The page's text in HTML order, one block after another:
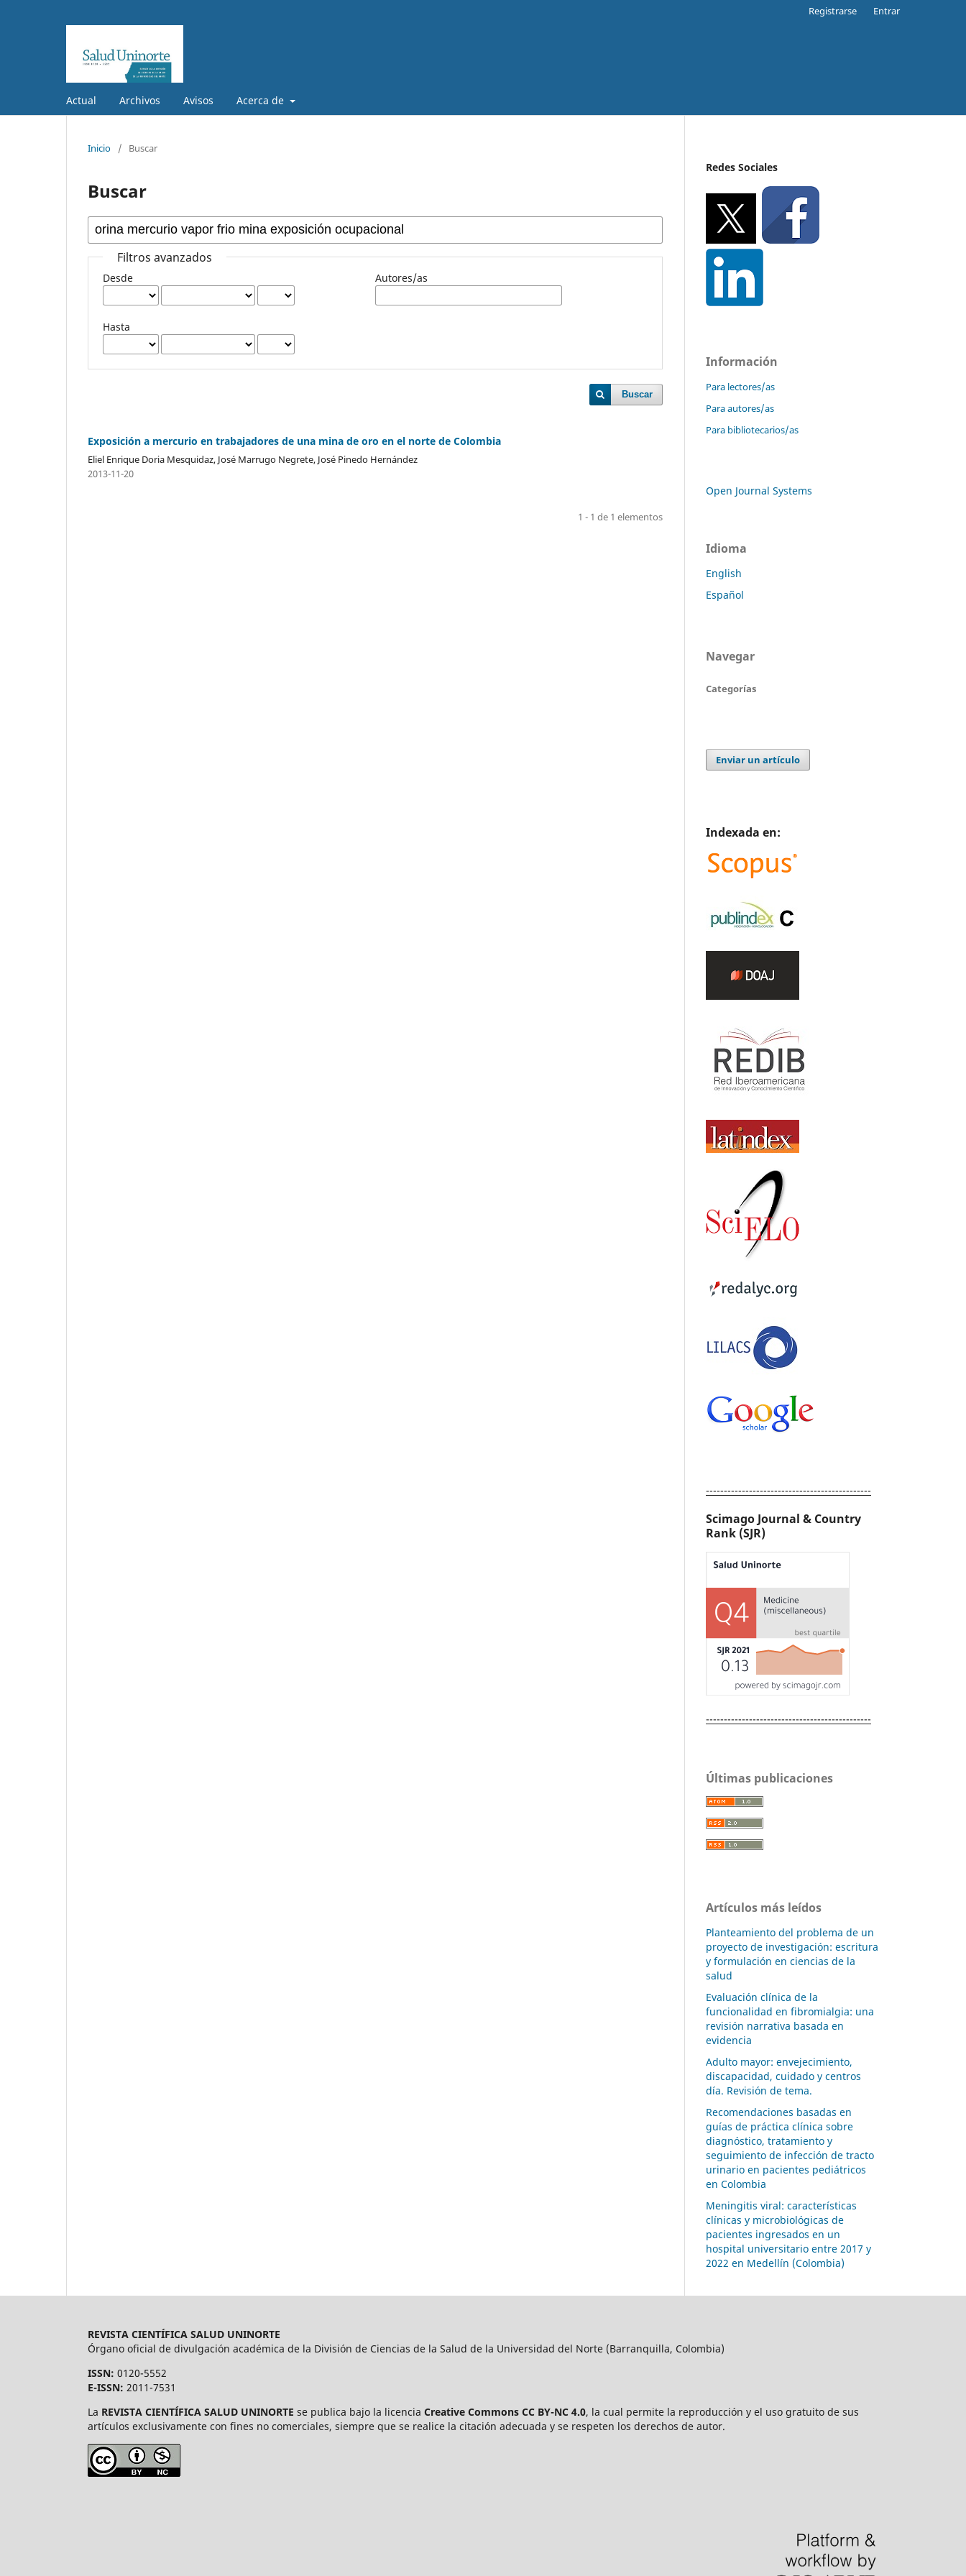
Actual Archivos Avisos Acerca de
Registrarse Entrar
Inicio / Buscar
Buscar
Filtros avanzados
Desde
Hasta
Autores/as
Buscar
Exposición a mercurio en trabajadores de una mina de oro en el norte de Colombia
Eliel Enrique Doria Mesquidaz, José Marrugo Negrete, José Pinedo Hernández
2013-11-20
1 - 1 de 1 elementos
Redes Sociales
Información
Para lectores/as
Para autores/as
Para bibliotecarios/as
Open Journal Systems
Idioma
English
Español
Navegar
Categorías
Enviar un artículo
Indexada en:
----------------------------------------------
Scimago Journal & Country
Rank (SJR)
----------------------------------------------
Últimas publicaciones
Artículos más leídos
Planteamiento del problema de un
proyecto de investigación: escritura
y formulación en ciencias de la
salud
Evaluación clínica de la
funcionalidad en fibromialgia: una
revisión narrativa basada en
evidencia
Adulto mayor: envejecimiento,
discapacidad, cuidado y centros
día. Revisión de tema.
Recomendaciones basadas en
guías de práctica clínica sobre
diagnóstico, tratamiento y
seguimiento de infección de tracto
urinario en pacientes pediátricos
en Colombia
Meningitis viral: características
clínicas y microbiológicas de
pacientes ingresados en un
hospital universitario entre 2017 y
2022 en Medellín (Colombia)
REVISTA CIENTÍFICA SALUD UNINORTE
Órgano oficial de divulgación académica de la División de Ciencias de la Salud de la Universidad del Norte (Barranquilla, Colombia)
ISSN: 0120-5552
E-ISSN: 2011-7531
La REVISTA CIENTÍFICA SALUD UNINORTE se publica bajo la licencia Creative Commons CC BY-NC 4.0, la cual permite la reproducción y el uso gratuito de sus
artículos exclusivamente con fines no comerciales, siempre que se realice la citación adecuada y se respeten los derechos de autor.